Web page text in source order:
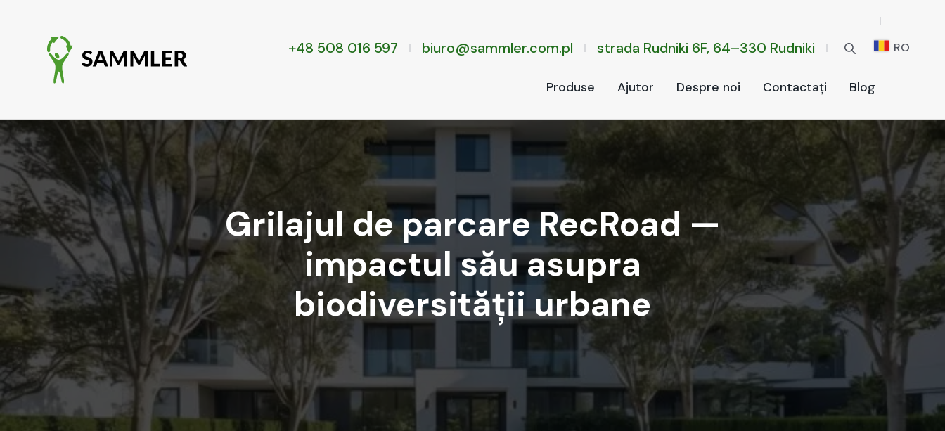
+48 508 016 597 biuro@sammler.com.pl stra­da Rud­ni­ki 6F, 64–330 Rud­ni­ki RO
Pro­duse Aju­tor Despre noi Con­tac­tați Blog
Grilajul de parcare RecRoad —
impactul său asupra
biodiversității urbane